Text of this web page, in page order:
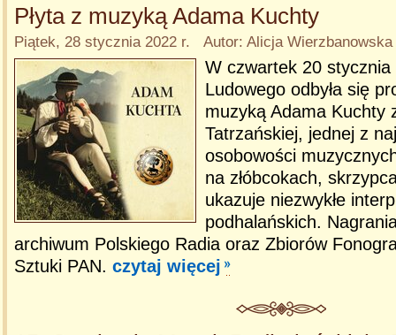
Płyta z muzyką Adama Kuchty
Piątek, 28 stycznia 2022 r. Autor: Alicja Wierzbanowska
W czwartek 20
Ludowego odbyła się
muzyką Adama Kuchty
Tatrzańskiej, jednej z
osobowości
na złóbcokach,
ukazuje niezwykłe
podhalańskich.
archiwum Polskiego Radia oraz Zbiorów
Sztuki PAN. czytaj więcej